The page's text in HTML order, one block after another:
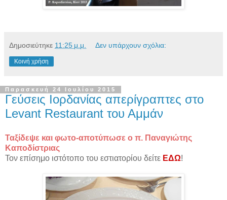
Δημοσιεύτηκε 11:25 μ.μ. Δεν υπάρχουν σχόλια:
Κοινή χρήση
Παρασκευή 24 Ιουλίου 2015
Γεύσεις Ιορδανίας απερίγραπτες στο
Levant Restaurant του Αμμάν
Ταξίδεψε και φωτο-αποτύπωσε ο π. Παναγιώτης
Καποδίστριας
Τον επίσημο ιστότοπο του εστιατορίου δείτε ΕΔΩ!